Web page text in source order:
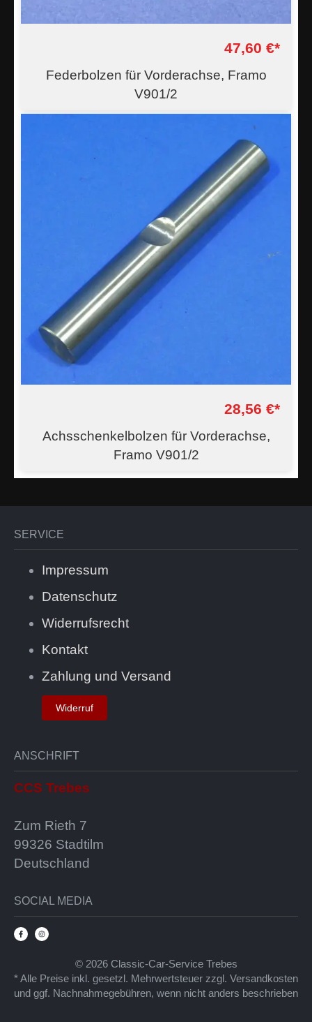
47,60 €*
Federbolzen für Vorderachse, Framo
V901/2
28,56 €*
Achsschenkelbolzen für Vorderachse,
Framo V901/2
SERVICE
Impressum
Datenschutz
Widerrufsrecht
Kontakt
Zahlung und Versand
Widerruf
ANSCHRIFT
CCS Trebes
Zum Rieth 7
99326 Stadtilm
Deutschland
SOCIAL MEDIA
© 2026 Classic-Car-Service Trebes
* Alle Preise inkl. gesetzl. Mehrwertsteuer zzgl. Versandkosten
und ggf. Nachnahmegebühren, wenn nicht anders beschrieben